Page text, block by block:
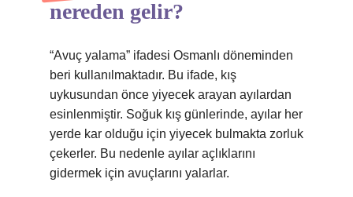
nereden gelir?
“Avuç yalama” ifadesi Osmanlı döneminden
beri kullanılmaktadır. Bu ifade, kış
uykusundan önce yiyecek arayan ayılardan
esinlenmiştir. Soğuk kış günlerinde, ayılar her
yerde kar olduğu için yiyecek bulmakta zorluk
çekerler. Bu nedenle ayılar açlıklarını
gidermek için avuçlarını yalarlar.